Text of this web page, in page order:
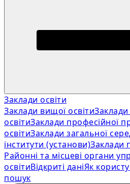
Заклади освіти
Заклади вищої освіти
освітиЗаклади професійної
освітиЗаклади загальної
інститути (установи)Заклади
Районні та місцеві органи
освітиВідкриті даніЯк
пошук